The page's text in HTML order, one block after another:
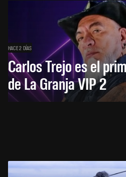
HACE 2 DÍAS
Carlos Trejo es el
de La Granja VIP 2